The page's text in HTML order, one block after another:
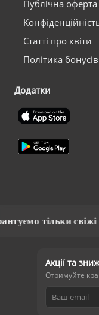
Публічна оферта
Статті про квіти
Політика бонусів
Додатки
свіжі
Акції та
Отримуйте